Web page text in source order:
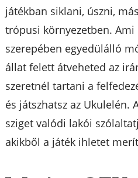
játékban siklani, úszni,
trópusi környezetben.
szerepében egyedülálló
állat felett átveheted az
szeretnél tartani a
és játszhatsz az Ukulelén.
sziget valódi lakói
akikből a játék ihletet